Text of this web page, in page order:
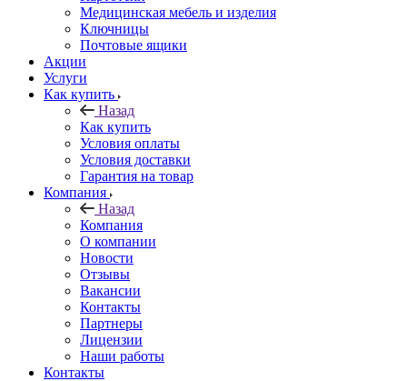
Медицинская мебель и изделия
Ключницы
Почтовые ящики
Акции
Услуги
Как купить
Назад
Как купить
Условия оплаты
Условия доставки
Гарантия на товар
Компания
Назад
Компания
О компании
Новости
Отзывы
Вакансии
Контакты
Партнеры
Лицензии
Наши работы
Контакты